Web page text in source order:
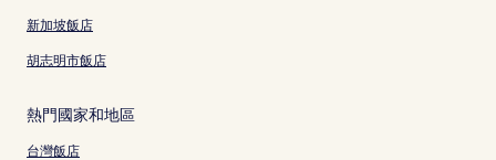
新加坡飯店
胡志明市飯店
熱門國家和地區
台灣飯店